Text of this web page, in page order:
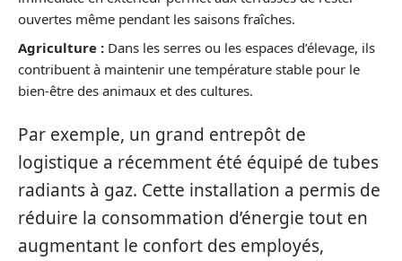
ouvertes même pendant les saisons fraîches.
Agriculture : Dans les serres ou les espaces d’élevage, ils
contribuent à maintenir une température stable pour le
bien-être des animaux et des cultures.
Par exemple, un grand entrepôt de
logistique a récemment été équipé de tubes
radiants à gaz. Cette installation a permis de
réduire la consommation d’énergie tout en
augmentant le confort des employés,